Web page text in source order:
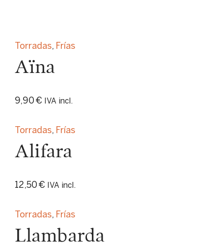
Torradas, Frías
Aïna
9,90 € IVA incl.
Torradas, Frías
Alifara
12,50 € IVA incl.
Torradas, Frías
Llambarda